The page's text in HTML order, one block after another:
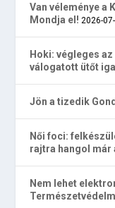
Van véleménye a
Mondja el! 2026-
Hoki: végleges
válogatott ütőt
Jön a tizedik
Női foci:
rajtra hangol már
Nem lehet